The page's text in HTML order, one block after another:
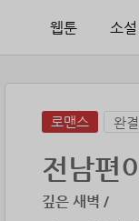
웹툰 소설
로맨스 완결
전남편
깊은 새벽 /